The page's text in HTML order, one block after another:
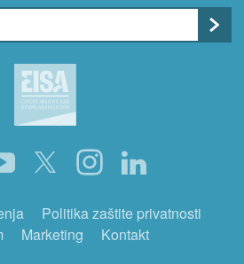
Politika zaštite privatnosti
Marketing Kontakt